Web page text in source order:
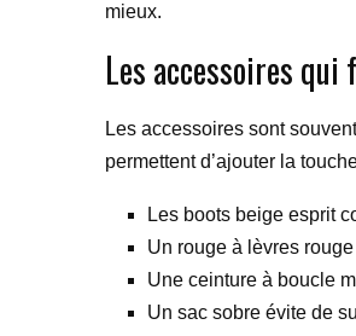
mieux.
Les accessoires
Les accessoires sont
permettent d’ajouter la
Les boots beige esprit
Un rouge à lèvres
Une ceinture à boucle
Un sac sobre évite de